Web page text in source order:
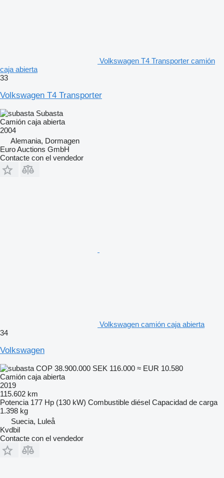
Volkswagen T4 Transporter camión
caja abierta
33
Volkswagen T4 Transporter
Subasta
Camión caja abierta
2004
Alemania, Dormagen
Euro Auctions GmbH
Contacte con el vendedor
Volkswagen camión caja abierta
34
Volkswagen
COP 38.900.000 SEK 116.000 ≈ EUR 10.580
Camión caja abierta
2019
115.602 km
Potencia 177 Hp (130 kW) Combustible diésel Capacidad de carga
1.398 kg
Suecia, Luleå
Kvdbil
Contacte con el vendedor